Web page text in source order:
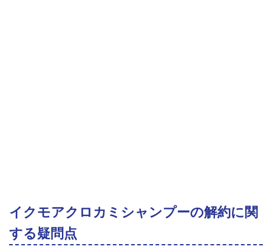
イクモアクロカミシャンプーの解約に関
する疑問点